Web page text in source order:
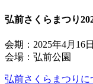
弘前さくらまつり
会期：2025年4月16
会場：弘前公園
弘前さくらまつりに